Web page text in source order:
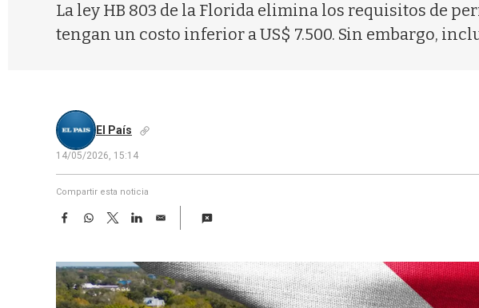
La ley HB 803 de la Florida elimina los requisitos de
tengan un costo inferior a US$ 7.500. Sin embargo,
El País
14/05/2026, 15:14
Compartir esta noticia
F
e
b
o
W
t
s
A
T
w
t
t
e
L
k
e
d
E
i
l